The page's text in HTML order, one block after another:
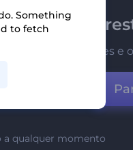
últimas novidades e
a qualquer momento
Something
to fetch